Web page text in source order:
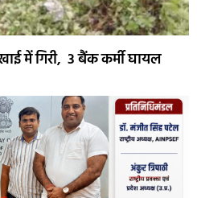
में गिरी, 3 बैंक कर्मी घायल